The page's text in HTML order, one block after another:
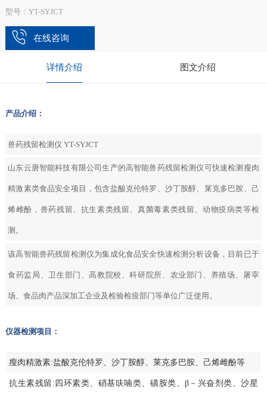
型号：YT-SYJCT
在线咨询
详情介绍 图文介绍
产品介绍：
兽药残留检测仪 YT-SYJCT
山东云唐智能科技有限公司生产的高智能兽药残留检测仪可快速检测瘦肉
精激素类食品安全项目，包含盐酸克伦特罗、沙丁胺醇、莱克多巴胺、己
烯雌酚，兽药残留、抗生素类残留、真菌毒素类残留、动物疫病类等检
测。
该高智能兽药残留检测仪为集成化食品安全快速检测分析设备，目前已于
食药监局、卫生部门、高教院校、科研院所、农业部门、养殖场、屠宰
场、食品肉产品深加工企业及检验检疫部门等单位广泛使用。
仪器检测项目：
瘦肉精激素:盐酸克伦特罗、沙丁胺醇、莱克多巴胺、己烯雌酚等
抗生素残留:四环素类、硝基呋喃类、磺胺类、β－兴奋剂类、沙星